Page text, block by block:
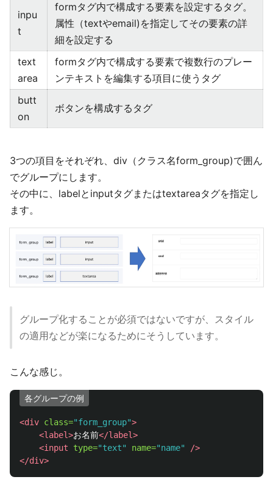
inpu
t
formタグ内で構成する要素を設定するタグ。
属性（textやemail)を指定してその要素の詳
細を設定する
text
area
formタグ内で構成する要素で複数行のプレー
ンテキストを編集する項目に使うタグ
butt
on
ボタンを構成するタグ
3つの項目をそれぞれ、div（クラス名form_group)で囲ん
でグループにします。
その中に、labelとinputタグまたはtextareaタグを指定し
ます。
グループ化することが必須ではないですが、スタイル
の適用などが楽になるためにそうしています。
こんな感じ。
各グループの例
<div class="form_group">
<label>お名前</label>
<input
type="text" name="name"
/>
</div>